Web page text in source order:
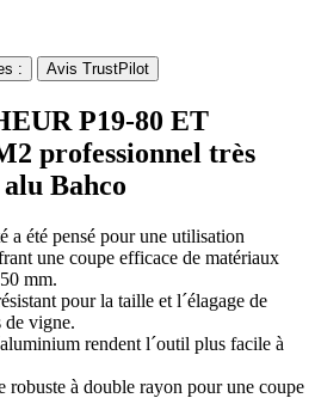
: Avis TrustPilot
P19-80 ET
professionnel très
Bahco
a été pensé pour une utilisation
une coupe efficace de matériaux
mm.
pour la taille et l´élagage de
de vigne.
rendent l´outil plus facile à
robuste à double rayon pour une coupe